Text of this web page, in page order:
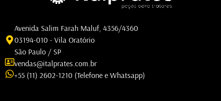
Avenida Salim Farah Maluf, 4356/4360
03194-010 - Vila Oratório
São Paulo / SP
vendas@italprates.com.br
+55 (11) 2602-1210 (Telefone e Whatsapp)